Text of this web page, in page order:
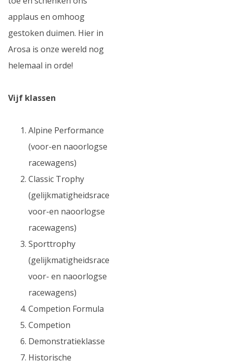
applaus en omhoog
gestoken duimen. Hier in
Arosa is onze wereld nog
helemaal in orde!
Vijf klassen
Alpine Performance
(voor-en naoorlogse
racewagens)
Classic Trophy
(gelijkmatigheidsrace
voor-en naoorlogse
racewagens)
Sporttrophy
(gelijkmatigheidsrace
voor- en naoorlogse
racewagens)
Competion Formula
Competion
Demonstratieklasse
Historische